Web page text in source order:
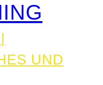
UND